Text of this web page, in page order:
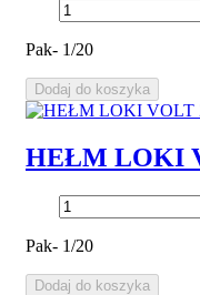
Pak- 1/20
Dodaj do koszyka
HEŁM LOKI
Pak- 1/20
Dodaj do koszyka